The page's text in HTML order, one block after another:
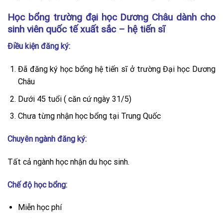
Học bổng trường đại học Dương Châu dành cho
sinh viên quốc tế xuất sắc – hệ tiến sĩ
Điều kiện đăng ký:
Đã đăng ký học bổng hệ tiến sĩ ở trường Đại học Dương
Châu
Dưới 45 tuổi ( căn cứ ngày 31/5)
Chưa từng nhận học bổng tại Trung Quốc
Chuyên ngành đăng ký:
Tất cả ngành học nhận du học sinh.
Chế độ học bổng:
Miễn học phí